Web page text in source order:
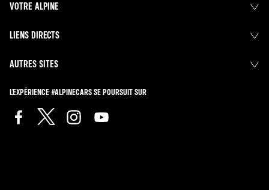
VOTRE ALPINE
LIENS DIRECTS
AUTRES SITES
L'EXPÉRIENCE #ALPINECARS SE POURSUIT SUR